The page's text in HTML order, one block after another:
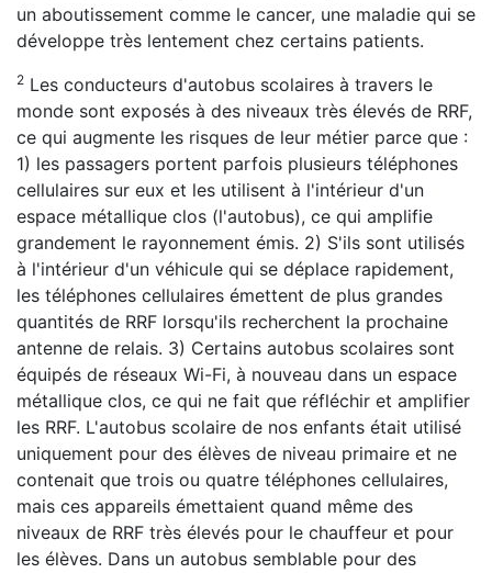
un aboutissement comme le cancer, une maladie qui se
développe très lentement chez certains patients.
2 Les conducteurs d'autobus scolaires à travers le
monde sont exposés à des niveaux très élevés de RRF,
ce qui augmente les risques de leur métier parce que :
1) les passagers portent parfois plusieurs téléphones
cellulaires sur eux et les utilisent à l'intérieur d'un
espace métallique clos (l'autobus), ce qui amplifie
grandement le rayonnement émis. 2) S'ils sont utilisés
à l'intérieur d'un véhicule qui se déplace rapidement,
les téléphones cellulaires émettent de plus grandes
quantités de RRF lorsqu'ils recherchent la prochaine
antenne de relais. 3) Certains autobus scolaires sont
équipés de réseaux Wi-Fi, à nouveau dans un espace
métallique clos, ce qui ne fait que réfléchir et amplifier
les RRF. L'autobus scolaire de nos enfants était utilisé
uniquement pour des élèves de niveau primaire et ne
contenait que trois ou quatre téléphones cellulaires,
mais ces appareils émettaient quand même des
niveaux de RRF très élevés pour le chauffeur et pour
les élèves. Dans un autobus semblable pour des